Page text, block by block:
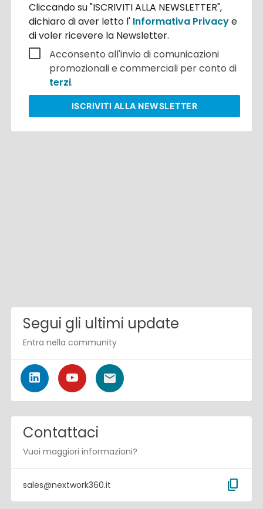
Cliccando su "ISCRIVITI ALLA NEWSLETTER",
dichiaro di aver letto l' Informativa Privacye
di voler ricevere la Newsletter.
Acconsento all'invio di comunicazioni
promozionali e commerciali per conto di
terzi.
ISCRIVITI ALLA NEWSLETTER
Segui gli ultimi update
Entra nella community
Contattaci
Vuoi maggiori informazioni?
sales@nextwork360.it content_copy